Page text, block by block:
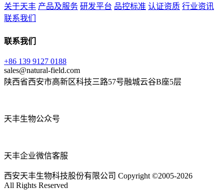
关于天丰 产品及服务 研发平台 品控标准 认证资质 行业资讯
联系我们
联系我们
+86 139 9127 0188
sales@natural-field.com
陕西省西安市高新区科技三路57号融城云谷B座5层
天丰生物公众号
天丰企业微信客服
西安天丰生物科技股份有限公司 Copyright ©2005-2026
All Rights Reserved